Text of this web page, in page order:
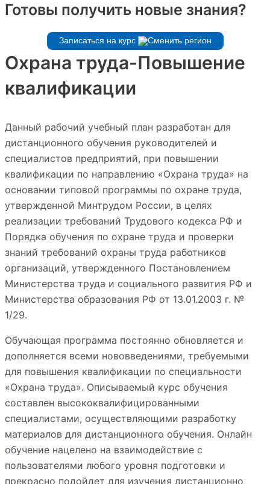
Готовы получить новые знания?
Записаться на курс
Охрана труда-Повышение
квалификации
Данный рабочий учебный план разработан для
дистанционного обучения руководителей и
специалистов предприятий, при повышении
квалификации по направлению «Охрана труда» на
основании типовой программы по охране труда,
утвержденной Минтрудом России, в целях
реализации требований Трудового кодекса РФ и
Порядка обучения по охране труда и проверки
знаний требований охраны труда работников
организаций, утвержденного Постановлением
Министерства труда и социального развития РФ и
Министерства образования РФ от 13.01.2003 г. №
1/29.
Обучающая программа постоянно обновляется и
дополняется всеми нововведениями, требуемыми
для повышения квалификации по специальности
«Охрана труда». Описываемый курс обучения
составлен высококвалифицированными
специалистами, осуществляющими разработку
материалов для дистанционного обучения. Онлайн
обучение нацелено на взаимодействие с
пользователями любого уровня подготовки и
прекрасно подойдет для изучения дистанционно,